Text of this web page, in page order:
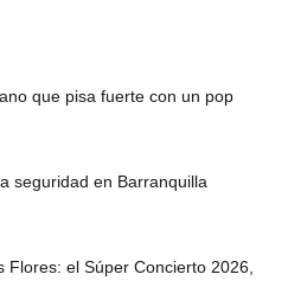
que pisa fuerte con un pop
seguridad en Barranquilla
Flores: el Súper Concierto 2026,